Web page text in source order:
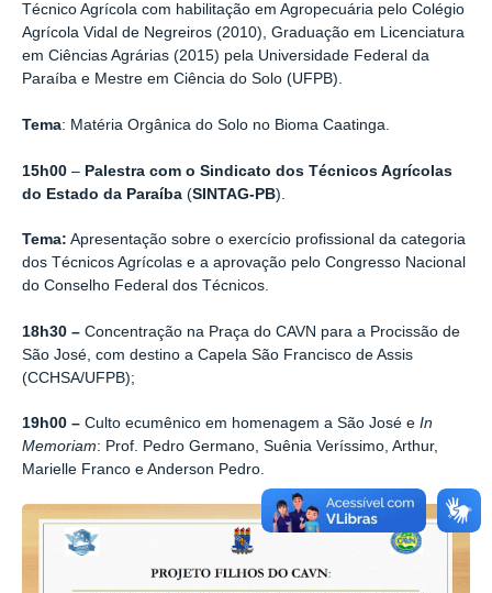
Técnico Agrícola com habilitação em Agropecuária pelo Colégio
Agrícola Vidal de Negreiros (2010), Graduação em Licenciatura
em Ciências Agrárias (2015) pela Universidade Federal da
Paraíba e Mestre em Ciência do Solo (UFPB).
Tema: Matéria Orgânica do Solo no Bioma Caatinga.
15h00 – Palestra com o Sindicato dos Técnicos Agrícolas
do Estado da Paraíba (SINTAG-PB).
Tema: Apresentação sobre o exercício profissional da categoria
dos Técnicos Agrícolas e a aprovação pelo Congresso Nacional
do Conselho Federal dos Técnicos.
18h30 – Concentração na Praça do CAVN para a Procissão de
São José, com destino a Capela São Francisco de Assis
(CCHSA/UFPB);
19h00 – Culto ecumênico em homenagem a São José e In
Memoriam: Prof. Pedro Germano, Suênia Veríssimo, Arthur,
Marielle Franco e Anderson Pedro.